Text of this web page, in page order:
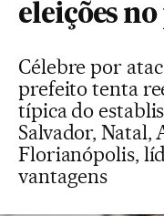
eleições
Célebre por
prefeito tenta
típica do
Salvador, Natal,
Florianópolis,
vantagens